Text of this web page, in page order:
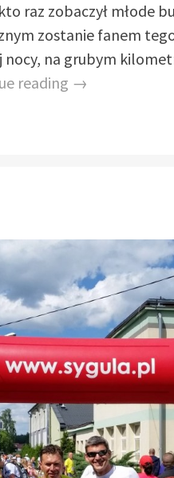
raz zobaczył młode
zostanie fanem
nocy, na grubym
reading →